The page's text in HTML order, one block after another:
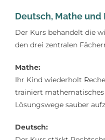
Deutsch, Mathe und
Der Kurs behandelt die
den drei zentralen
Mathe:
Ihr Kind wiederholt
trainiert
Lösungswege sauber
Deutsch: